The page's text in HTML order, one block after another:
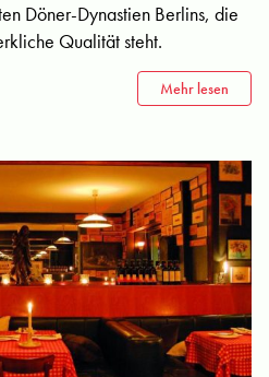
Döner-Dynastien Berlins, die
Qualität steht.
Mehr lesen